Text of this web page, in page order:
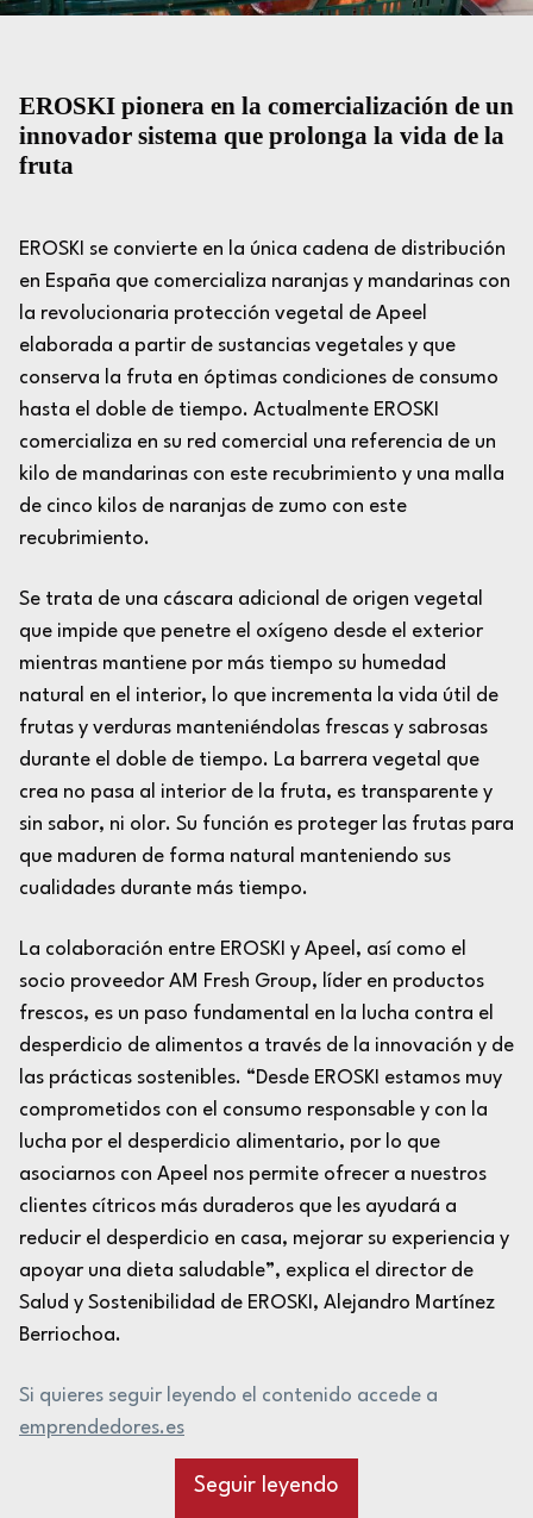
EROSKI pionera en la comercialización de un
innovador sistema que prolonga la vida de la
fruta
EROSKI se convierte en la única cadena de distribución
en España que comercializa naranjas y mandarinas con
la revolucionaria protección vegetal de Apeel
elaborada a partir de sustancias vegetales y que
conserva la fruta en óptimas condiciones de consumo
hasta el doble de tiempo. Actualmente EROSKI
comercializa en su red comercial una referencia de un
kilo de mandarinas con este recubrimiento y una malla
de cinco kilos de naranjas de zumo con este
recubrimiento.
Se trata de una cáscara adicional de origen vegetal
que impide que penetre el oxígeno desde el exterior
mientras mantiene por más tiempo su humedad
natural en el interior, lo que incrementa la vida útil de
frutas y verduras manteniéndolas frescas y sabrosas
durante el doble de tiempo. La barrera vegetal que
crea no pasa al interior de la fruta, es transparente y
sin sabor, ni olor. Su función es proteger las frutas para
que maduren de forma natural manteniendo sus
cualidades durante más tiempo.
La colaboración entre EROSKI y Apeel, así como el
socio proveedor AM Fresh Group, líder en productos
frescos, es un paso fundamental en la lucha contra el
desperdicio de alimentos a través de la innovación y de
las prácticas sostenibles. “Desde EROSKI estamos muy
comprometidos con el consumo responsable y con la
lucha por el desperdicio alimentario, por lo que
asociarnos con Apeel nos permite ofrecer a nuestros
clientes cítricos más duraderos que les ayudará a
reducir el desperdicio en casa, mejorar su experiencia y
apoyar una dieta saludable”, explica el director de
Salud y Sostenibilidad de EROSKI, Alejandro Martínez
Berriochoa.
Si quieres seguir leyendo el contenido accede a
emprendedores.es
Seguir leyendo